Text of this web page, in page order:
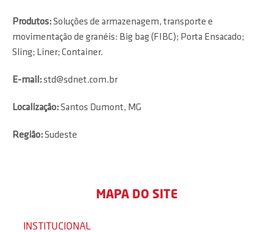
Produtos:Soluções de armazenagem, transporte e
movimentação de granéis: Big bag (FIBC); Porta Ensacado;
Sling; Liner; Container.
E-mail:std@sdnet.com.br
Localização:Santos Dumont, MG
Região:Sudeste
MAPA DO SITE
INSTITUCIONAL